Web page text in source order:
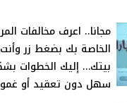
مجانا.. اعرف مخالفات
الخاصة بك بضغط زر
بيتك… إليك الخطوات
سهل دون تعقيد أو